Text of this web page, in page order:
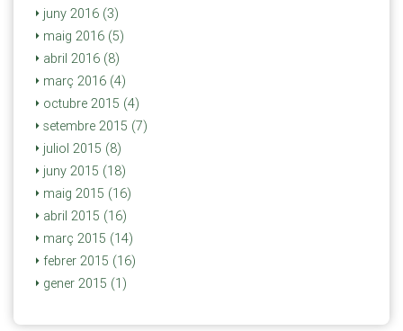
juny 2016 (3)
maig 2016 (5)
abril 2016 (8)
març 2016 (4)
octubre 2015 (4)
setembre 2015 (7)
juliol 2015 (8)
juny 2015 (18)
maig 2015 (16)
abril 2015 (16)
març 2015 (14)
febrer 2015 (16)
gener 2015 (1)